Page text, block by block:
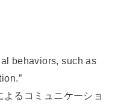
behaviors, such as
よるコミュニケーショ